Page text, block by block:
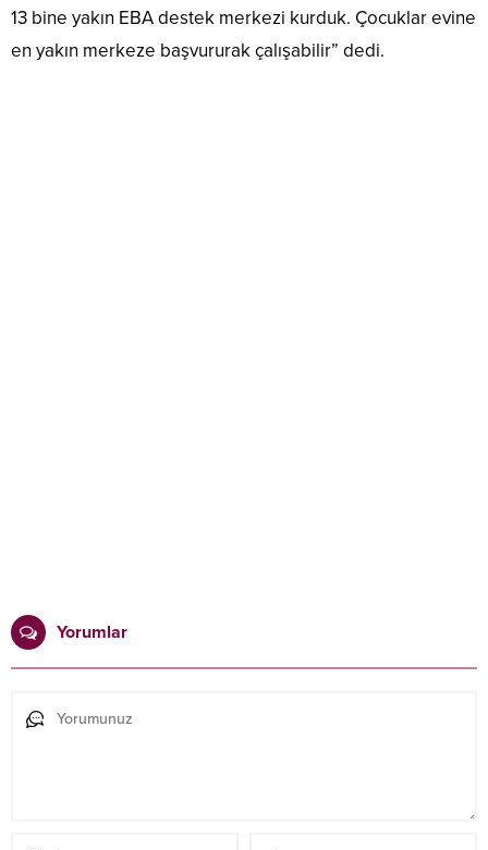
13 bine yakın EBA destek merkezi kurduk. Çocuklar evine
en yakın merkeze başvururak çalışabilir” dedi.
Yorumlar